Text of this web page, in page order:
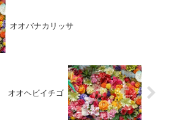
オオバナカリッサ
オオヘビイチゴ